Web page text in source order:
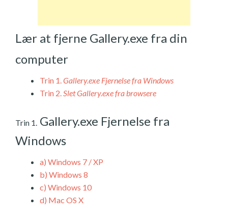
Lær at fjerne Gallery.exe fra din
computer
Trin 1.Gallery.exe Fjernelse fra Windows
Trin 2.Slet Gallery.exe fra browsere
Trin 1. Gallery.exe Fjernelse fra
Windows
a) Windows 7 / XP
b) Windows 8
c) Windows 10
d) Mac OS X